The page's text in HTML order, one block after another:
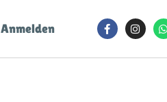
Anmelden